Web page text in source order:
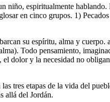
espiritualmente
en cinco grupos. 1)
su espíritu, alma y
Todo pensamiento,
y la necesidad no
tres etapas de la vida del
allá del Jordán.